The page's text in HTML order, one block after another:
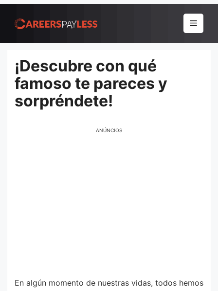
para
conteúdo
Menu
¡Descubre con qué
famoso te pareces y
sorpréndete!
ANÚNCIOS
En algún momento de nuestras vidas, todos hemos